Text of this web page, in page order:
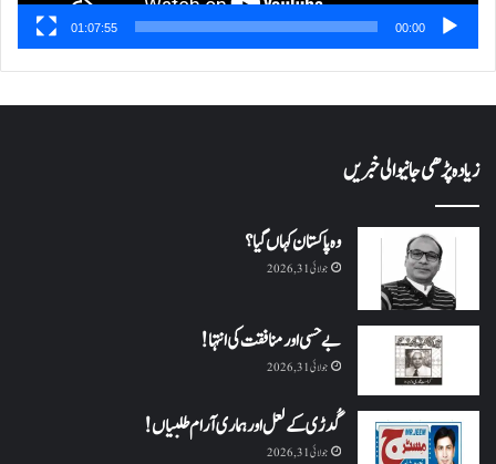
00:00
01:07:55
زیادہ پڑھی جانیوالی خبریں
وہ پاکستان کہاں گیا؟
جولائی 31, 2026
بے حسی اور منافقت کی انتہا !
جولائی 31, 2026
گُدڑی کے لعل اور ہماری آرام طلبیاں!
جولائی 31, 2026